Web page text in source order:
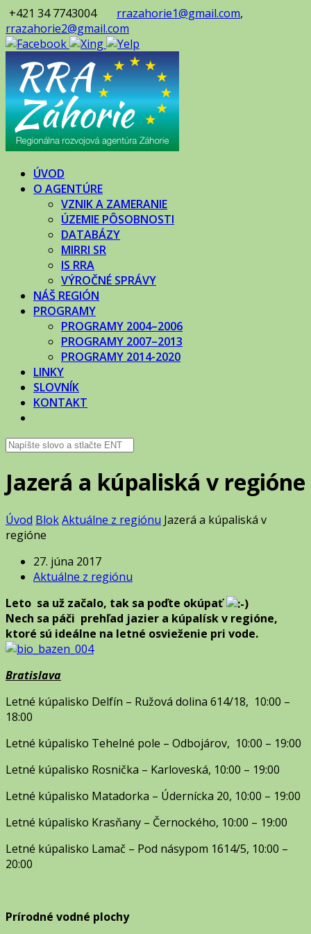
+421 34 7743004 rrazahorie1@gmail.com,
rrazahorie2@gmail.com
ÚVOD
O AGENTÚRE
VZNIK A ZAMERANIE
ÚZEMIE PÔSOBNOSTI
DATABÁZY
MIRRI SR
IS RRA
VÝROČNÉ SPRÁVY
NÁŠ REGIÓN
PROGRAMY
PROGRAMY 2004–2006
PROGRAMY 2007–2013
PROGRAMY 2014-2020
LINKY
SLOVNÍK
KONTAKT
Jazerá a kúpaliská v regióne
Úvod BlokAktuálne z regiónu Jazerá a kúpaliská v
regióne
27. júna 2017
Aktuálne z regiónu
Leto sa už začalo, tak sa poďte okúpať
Nech sa páči prehľad jazier a kúpalísk v regióne,
ktoré sú ideálne na letné osvieženie pri vode.
Bratislava
Letné kúpalisko Delfín – Ružová dolina 614/18, 10:00 –
18:00
Letné kúpalisko Tehelné pole – Odbojárov, 10:00 – 19:00
Letné kúpalisko Rosnička – Karloveská, 10:00 – 19:00
Letné kúpalisko Matadorka – Údernícka 20, 10:00 – 19:00
Letné kúpalisko Krasňany – Černockého, 10:00 – 19:00
Letné kúpalisko Lamač – Pod násypom 1614/5, 10:00 –
20:00
Prírodné vodné plochy